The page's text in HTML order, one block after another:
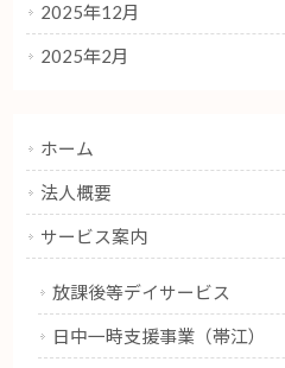
2025年12月
2025年2月
ホーム
法人概要
サービス案内
放課後等デイサービス
日中一時支援事業（帯江）